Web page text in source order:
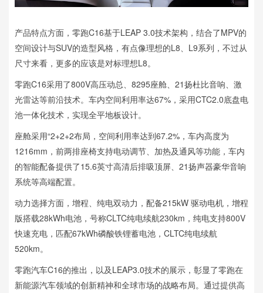
产品特点方面，零跑C16基于LEAP 3.0技术架构，结合了MPV的
空间设计与SUV的造型风格，有点像理想的L8、L9系列，不过从
尺寸来看，更多的应该是对标理想L8。
零跑C16采用了800V高压动总、8295座舱、21扬杜比音响、激
光雷达等前沿技术。车内空间利用率达67%，采用CTC2.0底盘电
池一体化技术，实现全平地板设计。
座舱采用“2+2+2布局，空间利用率达到67.2%，车内高度为
1216mm，前两排座椅支持电动调节、加热及通风等功能，车内
的智能配备提供了15.6英寸高清后排吸顶屏、21扬声器豪华音响
系统等高端配置。
动力选择方面，增程、纯电双动力，配备215kW 驱动电机，增程
版搭载28kWh电池，号称CLTC纯电续航230km，纯电支持800V
快速充电，匹配67kWh磷酸铁锂蓄电池，CLTC纯电续航
520km。
零跑汽车C16的推出，以及LEAP3.0技术的展示，彰显了零跑在
新能源汽车领域的创新精神和全球市场的战略布局。通过提供高